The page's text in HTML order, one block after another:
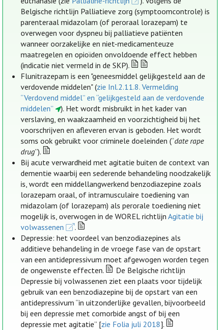
Belgische richtlijn Palliatieve zorg (symptoomcontrole) is
parenteraal midazolam (of peroraal lorazepam) te
overwegen voor dyspneu bij palliatieve patiënten
wanneer oorzakelijke en niet-medicamenteuze
maatregelen en opioïden onvoldoende effect hebben
(indicatie niet vermeld in de SKP).
Flunitrazepam is een "geneesmiddel gelijkgesteld aan de
verdovende middelen" (zie Inl.2.11.8. Vermelding
“Verdovend middel” en “gelijkgesteld aan de verdovende
middelen”
). Het wordt misbruikt in het kader van
verslaving, en waakzaamheid en voorzichtigheid bij het
voorschrijven en afleveren ervan is geboden. Het wordt
soms ook gebruikt voor criminele doeleinden (“date rape
drug”).
Bij acute verwardheid met agitatie buiten de context van
dementie waarbij een sederende behandeling noodzakelijk
is, wordt een middellangwerkend benzodiazepine zoals
lorazepam oraal, of intramusculaire toediening van
midazolam (of lorazepam) als perorale toediening niet
mogelijk is, overwogen in de WOREL richtlijnAgitatie bij
volwassenen
.
Depressie: het voordeel van benzodiazepines als
additieve behandeling in de vroege fase van de opstart
van een antidepressivum moet afgewogen worden tegen
de ongewenste effecten.
De Belgische richtlijn
Depressie bij volwassenen ziet een plaats voor tijdelijk
gebruik van een benzodiazepine bij de opstart van een
antidepressivum “in uitzonderlijke gevallen, bijvoorbeeld
bij een depressie met comorbide angst of bij een
depressie met agitatie” [zie Folia juli 2018].